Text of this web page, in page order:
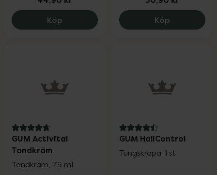
Köp GUM Technique+ Soft Mjuk, 44.9 kr.
Köp Gum Easy
4.7 av 5 i omdöme
GUM Activital
Tandkräm
Tandkräm, 75 ml
4.5 av 5 i omdöme
GUM HaliControl
Tungskrapa. 1 st